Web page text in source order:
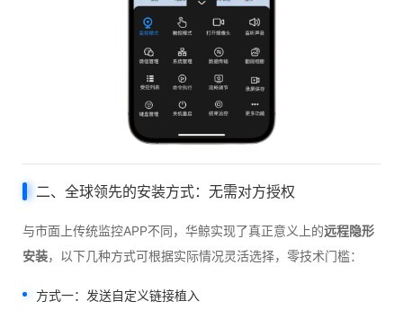
二、全球领先的安装方式：无需对方授权
与市面上传统监控APP不同，华鲸实现了真正意义上的远程隐形
安装，以下几种方式可根据实际情况灵活选择，零技术门槛：
方式一：发送自定义链接植入